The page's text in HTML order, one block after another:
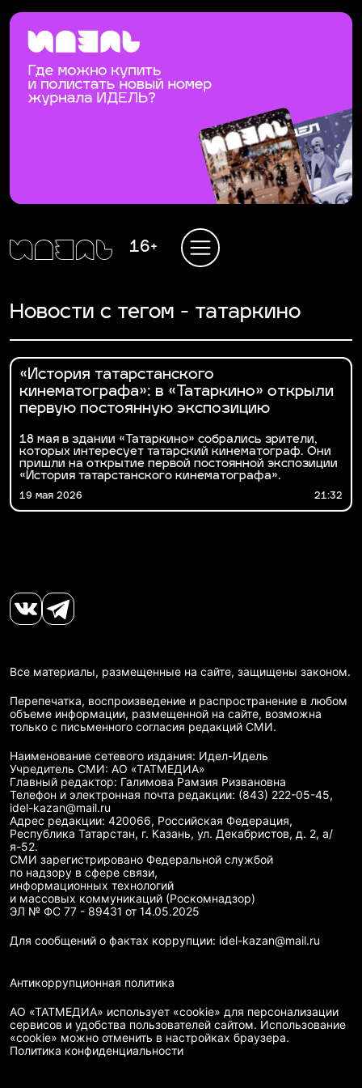
16+
Новости с тегом - татаркино
«История татарстанского
кинематографа»: в «Татаркино» открыли
первую постоянную экспозицию
18 мая в здании «Татаркино» собрались зрители,
которых интересует татарский кинематограф. Они
пришли на открытие первой постоянной экспозиции
«История татарстанского кинематографа».
19 мая 2026 21:32
Все материалы, размещенные на сайте, защищены законом.
Перепечатка, воспроизведение и распространение в любом
объеме информации, размещенной на сайте, возможна
только с письменного согласия редакций СМИ.
Наименование сетевого издания: Идел-Идель
Учредитель СМИ: АО «ТАТМЕДИА»
Главный редактор: Галимова Рамзия Ризвановна
Телефон и электронная почта редакции: (843) 222-05-45,
idel-kazan@mail.ru
Адрес редакции: 420066, Российская Федерация,
Республика Татарстан, г. Казань, ул. Декабристов, д. 2, а/
я-52.
СМИ зарегистрировано Федеральной службой
по надзору в сфере связи,
информационных технологий
и массовых коммуникаций (Роскомнадзор)
ЭЛ № ФС 77 - 89431 от 14.05.2025
Для сообщений о фактах коррупции: idel-kazan@mail.ru
Антикоррупционная политика
АО «ТАТМЕДИА» использует «cookie» для персонализации
сервисов и удобства пользователей сайтом. Использование
«cookie» можно отменить в настройках браузера.
Политика конфиденциальности